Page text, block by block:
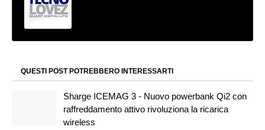
QUESTI POST POTREBBERO INTERESSARTI
Sharge ICEMAG 3 - Nuovo powerbank Qi2 con
raffreddamento attivo rivoluziona la ricarica
wireless